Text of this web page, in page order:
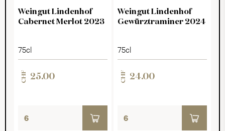
Weingut Lindenhof
Cabernet Merlot 2023
75cl
CHF 25.00
Weingut Lindenhof
Gewürztraminer 2024
75cl
CHF 24.00